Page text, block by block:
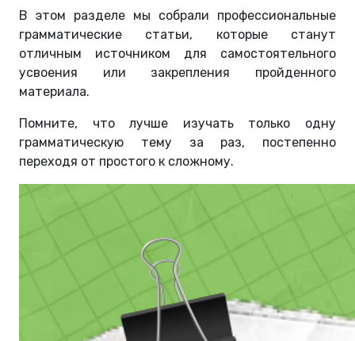
В этом разделе мы собрали профессиональные
грамматические статьи, которые станут
отличным источником для самостоятельного
усвоения или закрепления пройденного
материала.
Помните, что лучше изучать только одну
грамматическую тему за раз, постепенно
переходя от простого к сложному.